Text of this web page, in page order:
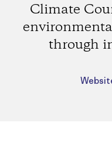
Climate
through